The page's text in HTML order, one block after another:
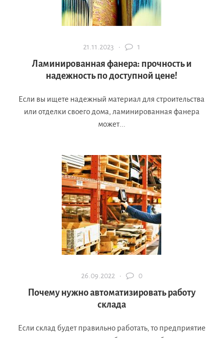
21.11.2023 · 1
Ламинированная фанера: прочность и
надежность по доступной цене!
Если вы ищете надежный материал для строительства
или отделки своего дома, ламинированная фанера
может...
26.09.2022 · 0
Почему нужно автоматизировать работу
склада
Если склад будет правильно работать, то предприятие